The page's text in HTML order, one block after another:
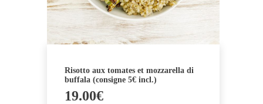
Risotto aux tomates et mozzarella di
buffala (consigne 5€ incl.)
19.00€